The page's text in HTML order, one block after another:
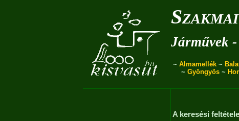
Járművek
~ Almamellék~
~ Gyöngyös~
A keresési